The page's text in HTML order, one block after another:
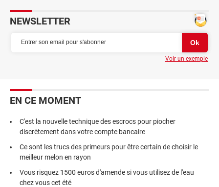
NEWSLETTER
Voir un exemple
EN CE MOMENT
C'est la nouvelle technique des escrocs pour piocher
discrètement dans votre compte bancaire
Ce sont les trucs des primeurs pour être certain de choisir le
meilleur melon en rayon
Vous risquez 1500 euros d'amende si vous utilisez de l'eau
chez vous cet été